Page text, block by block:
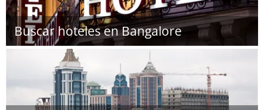
Buscar hoteles en Bangalore